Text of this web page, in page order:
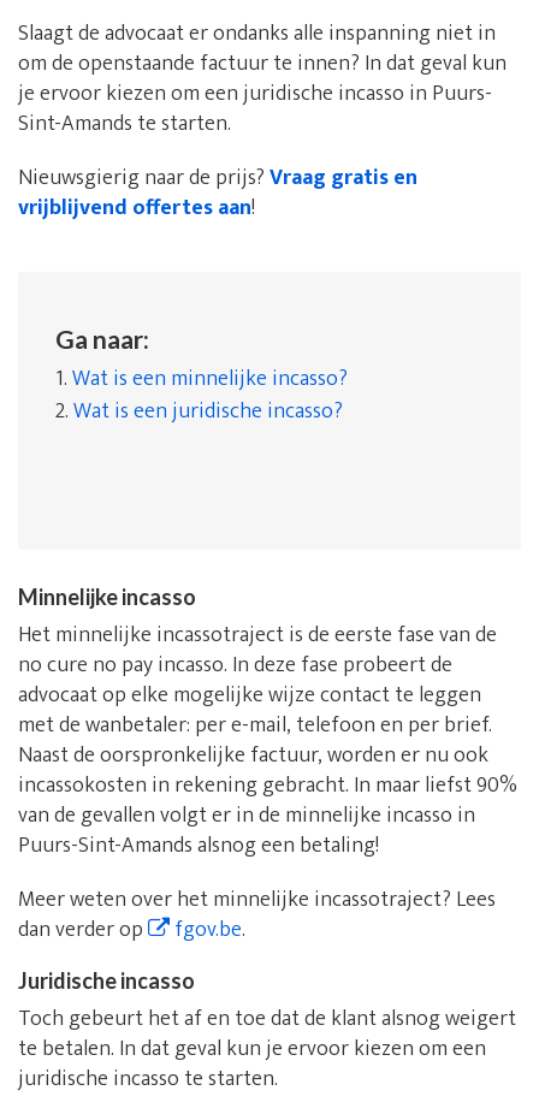
Slaagt de advocaat er ondanks alle inspanning niet in
om de openstaande factuur te innen? In dat geval kun
je ervoor kiezen om een juridische incasso in Puurs-
Sint-Amands te starten.
Nieuwsgierig naar de prijs?Vraag gratis en
vrijblijvend offertes aan!
Ga naar:
1.Wat is een minnelijke incasso?
2.Wat is een juridische incasso?
Minnelijke incasso
Het minnelijke incassotraject is de eerste fase van de
no cure no pay incasso. In deze fase probeert de
advocaat op elke mogelijke wijze contact te leggen
met de wanbetaler: per e-mail, telefoon en per brief.
Naast de oorspronkelijke factuur, worden er nu ook
incassokosten in rekening gebracht. In maar liefst 90%
van de gevallen volgt er in de minnelijke incasso in
Puurs-Sint-Amands alsnog een betaling!
Meer weten over het minnelijke incassotraject? Lees
dan verder op
fgov.be.
Juridische incasso
Toch gebeurt het af en toe dat de klant alsnog weigert
te betalen. In dat geval kun je ervoor kiezen om een
juridische incasso te starten.